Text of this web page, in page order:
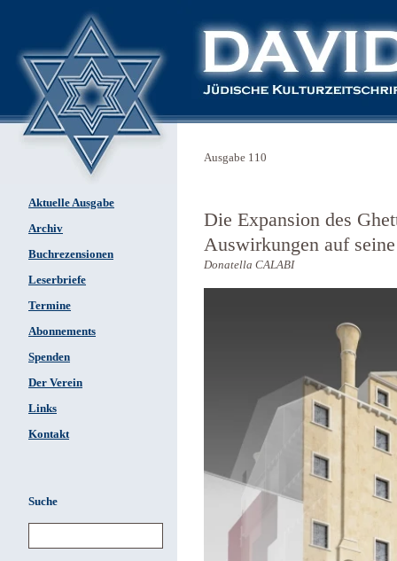
Aktuelle Ausgabe
Archiv
Buchrezensionen
Leserbriefe
Termine
Abonnements
Spenden
Der Verein
Links
Kontakt
Suche
Ausgabe 110
Die Expansion des
Auswirkungen auf
Donatella CALABI